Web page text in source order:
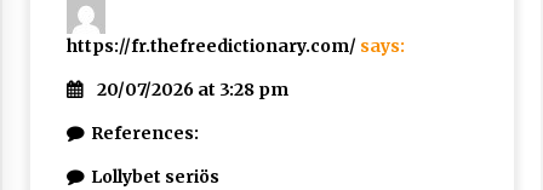
https://fr.thefreedictionary.com/ says:
20/07/2026 at 3:28 pm
References:
Lollybet seriös